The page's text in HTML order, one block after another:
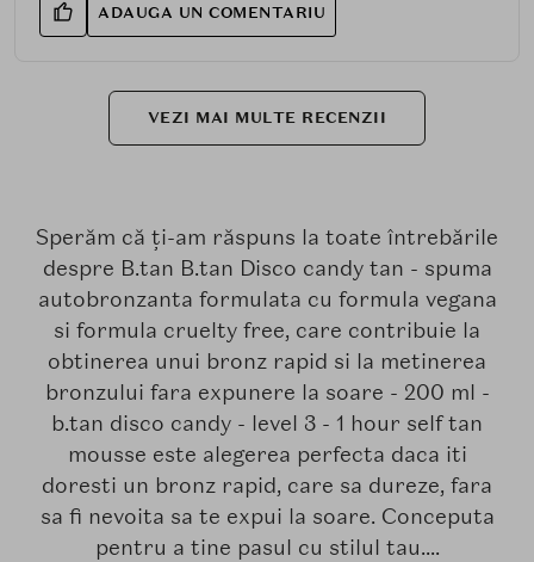
ADAUGA UN COMENTARIU
VEZI MAI MULTE RECENZII
Sperăm că ți-am răspuns la toate întrebările
despre B.tan B.tan Disco candy tan - spuma
autobronzanta formulata cu formula vegana
si formula cruelty free, care contribuie la
obtinerea unui bronz rapid si la metinerea
bronzului fara expunere la soare - 200 ml -
b.tan disco candy - level 3 - 1 hour self tan
mousse este alegerea perfecta daca iti
doresti un bronz rapid, care sa dureze, fara
sa fi nevoita sa te expui la soare. Conceputa
pentru a tine pasul cu stilul tau....